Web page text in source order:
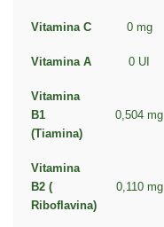
Vitamina C 0 mg
Vitamina A 0 UI
Vitamina
B1
(Tiamina)
0,504 mg
Vitamina
B2 (
Riboflavina)
0,110 mg